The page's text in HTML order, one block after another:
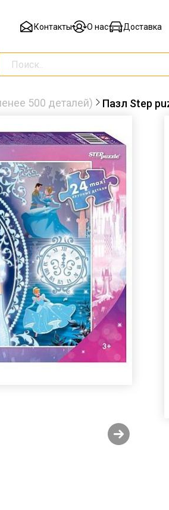
Контакты О нас Доставка
500 деталей) Пазл Step